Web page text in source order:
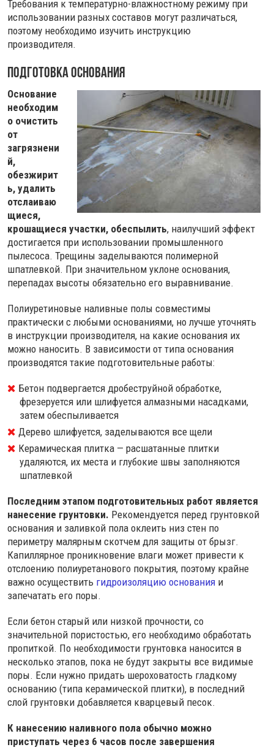
Требования к температурно-влажностному режиму при
использовании разных составов могут различаться,
поэтому необходимо изучить инструкцию
производителя.
Подготовка основания
Основание
необходим
о очистить
от
загрязнени
й,
обезжирит
ь, удалить
отслаиваю
щиеся,
крошащиеся участки, обеспылить, наилучший эффект
достигается при использовании промышленного
пылесоса. Трещины заделываются полимерной
шпатлевкой. При значительном уклоне основания,
перепадах высоты обязательно его выравнивание.
Полиуретиновые наливные полы совместимы
практически с любыми основаниями, но лучше уточнять
в инструкции производителя, на какие основания их
можно наносить. В зависимости от типа основания
производятся такие подготовительные работы:
Бетон подвергается дробеструйной обработке,
фрезеруется или шлифуется алмазными насадками,
затем обеспыливается
Дерево шлифуется, заделываются все щели
Керамическая плитка — расшатанные плитки
удаляются, их места и глубокие швы заполняются
шпатлевкой
Последним этапом подготовительных работ является
нанесение грунтовки. Рекомендуется перед грунтовкой
основания и заливкой пола оклеить низ стен по
периметру малярным скотчем для защиты от брызг.
Капиллярное проникновение влаги может привести к
отслоению полиуретанового покрытия, поэтому крайне
важно осуществить гидроизоляцию основания и
запечатать его поры.
Если бетон старый или низкой прочности, со
значительной пористостью, его необходимо обработать
пропиткой. По необходимости грунтовка наносится в
несколько этапов, пока не будут закрыты все видимые
поры. Если нужно придать шероховатость гладкому
основанию (типа керамической плитки), в последний
слой грунтовки добавляется кварцевый песок.
К нанесению наливного пола обычно можно
приступать через 6 часов после завершения